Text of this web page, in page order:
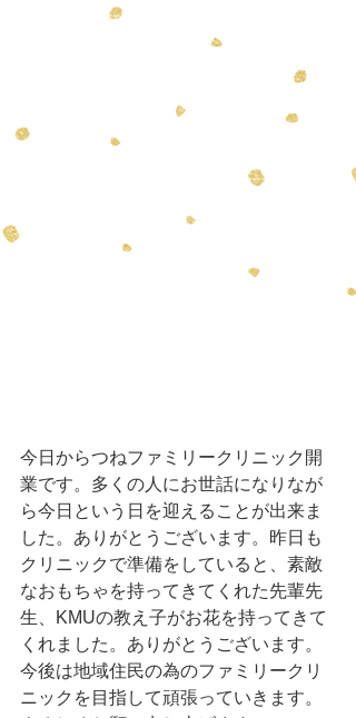
今日からつねファミリークリニック開
業です。多くの人にお世話になりなが
ら今日という日を迎えることが出来ま
した。ありがとうございます。昨日も
クリニックで準備をしていると、素敵
なおもちゃを持ってきてくれた先輩先
生、KMUの教え子がお花を持ってきて
くれました。ありがとうございます。
今後は地域住民の為のファミリークリ
ニックを目指して頑張っていきます。